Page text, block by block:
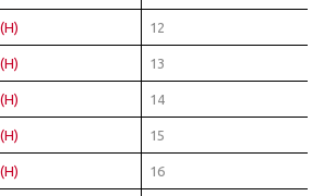
12
13
14
15
16